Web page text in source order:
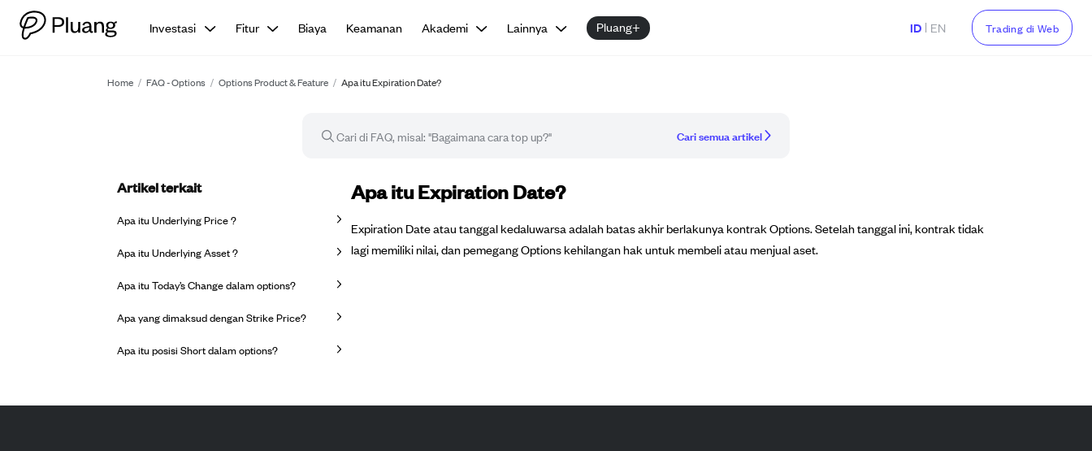
Investasi Fitur Biaya Keamanan Akademi Lainnya Pluang+ ID | EN Trading di Web
Home / FAQ - Options / Options Product & Feature / Apa itu Expiration Date?
Cari semua artikel
Artikel FAQ
Apa itu Expiration Date?
Expiration Date atau tanggal kedaluwarsa adalah batas akhir berlakunya kontrak Options. Setelah tanggal ini, kontrak tidak
lagi memiliki nilai, dan pemegang Options kehilangan hak untuk membeli atau menjual aset.
Artikel terkait
Apa itu Underlying Price ?
Apa itu Underlying Asset ?
Apa itu Today’s Change dalam options?
Apa yang dimaksud dengan Strike Price?
Apa itu posisi Short dalam options?